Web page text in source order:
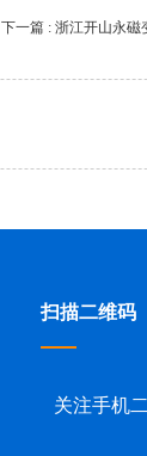
下一篇 : 浙江开山永磁
扫描二维码
关注手机